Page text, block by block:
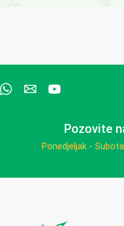
Pozovite
Ponedjeljak -